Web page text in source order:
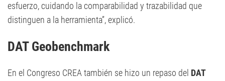
esfuerzo, cuidando la comparabilidad y trazabilidad que
distinguen a la herramienta”, explicó.
DAT Geobenchmark
En el Congreso CREA también se hizo un repaso del DAT